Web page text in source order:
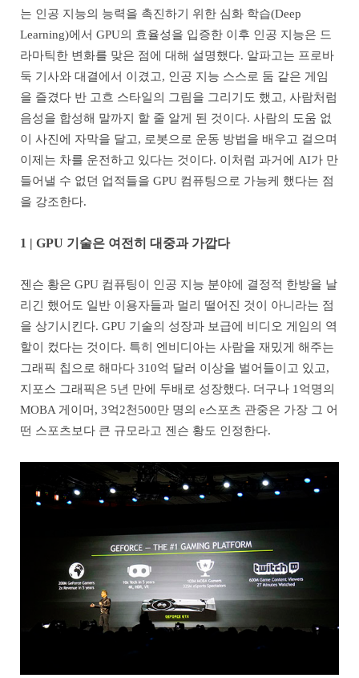
는 인공 지능의 능력을 촉진하기 위한 심화 학습(Deep
Learning)에서 GPU의 효율성을 입증한 이후 인공 지능은 드
라마틱한 변화를 맞은 점에 대해 설명했다. 알파고는 프로바
둑 기사와 대결에서 이겼고, 인공 지능 스스로 둠 같은 게임
을 즐겼다 반 고흐 스타일의 그림을 그리기도 했고, 사람처럼
음성을 합성해 말까지 할 줄 알게 된 것이다. 사람의 도움 없
이 사진에 자막을 달고, 로봇으로 운동 방법을 배우고 걸으며
이제는 차를 운전하고 있다는 것이다. 이처럼 과거에 AI가 만
들어낼 수 없던 업적들을 GPU 컴퓨팅으로 가능케 했다는 점
을 강조한다.
1 | GPU 기술은 여전히 대중과 가깝다
젠슨 황은 GPU 컴퓨팅이 인공 지능 분야에 결정적 한방을 날
리긴 했어도 일반 이용자들과 멀리 떨어진 것이 아니라는 점
을 상기시킨다. GPU 기술의 성장과 보급에 비디오 게임의 역
할이 컸다는 것이다. 특히 엔비디아는 사람을 재밌게 해주는
그래픽 칩으로 해마다 310억 달러 이상을 벌어들이고 있고,
지포스 그래픽은 5년 만에 두배로 성장했다. 더구나 1억명의
MOBA 게이머, 3억2천500만 명의 e스포츠 관중은 가장 그 어
떤 스포츠보다 큰 규모라고 젠슨 황도 인정한다.